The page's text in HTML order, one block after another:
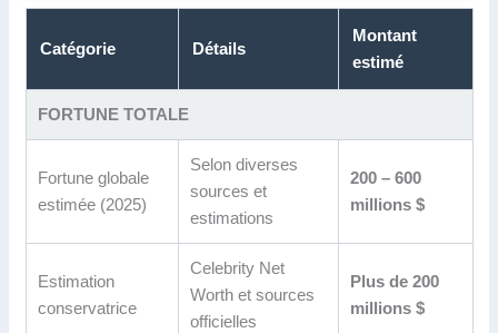
Catégorie Détails
Montant
estimé
FORTUNE TOTALE
Fortune globale
estimée (2025)
Selon diverses
sources et
estimations
200 – 600
millions $
Estimation
conservatrice
Celebrity Net
Worth et sources
officielles
Plus de 200
millions $